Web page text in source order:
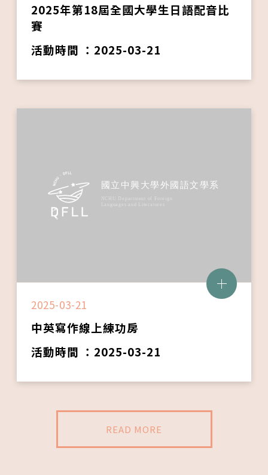
2025年第18屆全國大學生日語配音比
賽
活動時間 ：2025-03-21
2025-03-21
中英寫作線上練功房
活動時間 ：2025-03-21
READ MORE